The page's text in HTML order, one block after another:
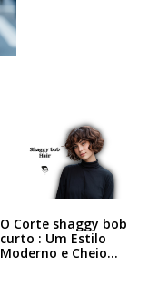
O Corte shaggy bob
curto : Um Estilo
Moderno e Cheio…